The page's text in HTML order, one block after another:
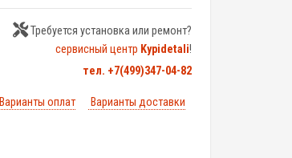
Требуется установка или ремонт?
сервисный центр Kypidetali!
тел. +7(499)347-04-82
Варианты оплат Варианты доставки